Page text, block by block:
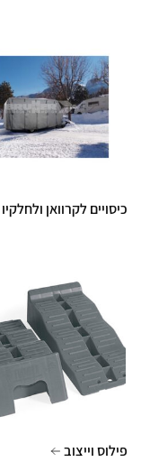
כיסויים לקרוואן ולחלקיו
פילוס וייצוב